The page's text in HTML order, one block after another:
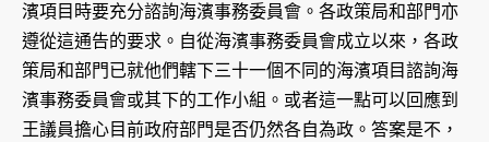
濱項目時要充分諮詢海濱事務委員會。各政策局和部門亦
遵從這通告的要求。自從海濱事務委員會成立以來，各政
策局和部門已就他們轄下三十一個不同的海濱項目諮詢海
濱事務委員會或其下的工作小組。或者這一點可以回應到
王議員擔心目前政府部門是否仍然各自為政。答案是不，